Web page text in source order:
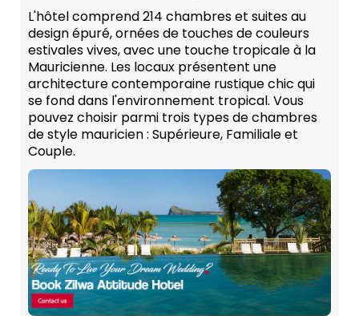
L'hôtel comprend 214 chambres et suites au
design épuré, ornées de touches de couleurs
estivales vives, avec une touche tropicale à la
Mauricienne. Les locaux présentent une
architecture contemporaine rustique chic qui
se fond dans l'environnement tropical. Vous
pouvez choisir parmi trois types de chambres
de style mauricien : Supérieure, Familiale et
Couple.